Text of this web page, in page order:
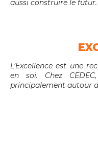
aussi construire le futur.
L’Excellence est une
en soi. Chez
principalement autour